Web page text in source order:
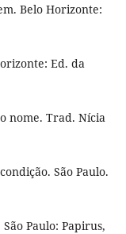
Belo Horizonte:
Ed. da
nome. Trad. Nícia
São Paulo.
Paulo: Papirus,